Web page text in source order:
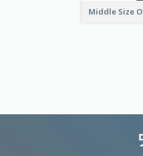
Middle Size